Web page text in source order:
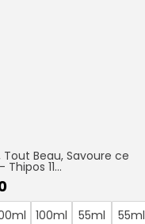
Tout Beau, Savoure ce
11...
100ml 55ml
55ml